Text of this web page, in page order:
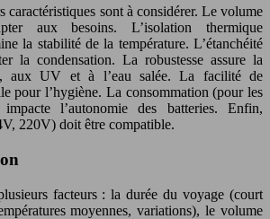
caractéristiques sont à considérer. Le volume
aux besoins. L’isolation thermique
la stabilité de la température. L’étanchéité
la condensation. La robustesse assure la
aux UV et à l’eau salée. La facilité de
pour l’hygiène. La consommation (pour les
impacte l’autonomie des batteries. Enfin,
220V) doit être compatible.
facteurs : la durée du voyage (court
moyennes, variations), le volume